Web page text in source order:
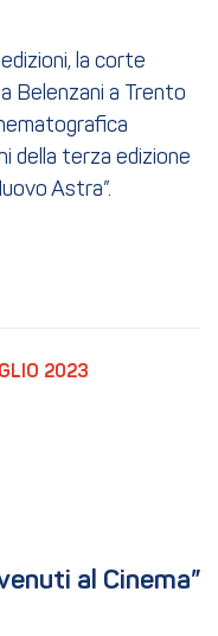
la corte
Belenzani a Trento
della terza edizione
Astra”.
2023
al Cinema”